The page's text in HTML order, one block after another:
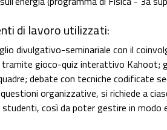
di lavoro utilizzati:
divulgativo-seminariale con il
tramite gioco-quiz interattivo Kahoot;
debate con tecniche codificate
organizzative, si richiede a
studenti, così da poter gestire in modo